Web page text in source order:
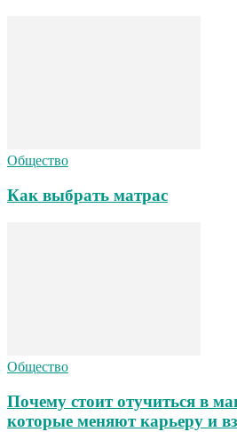
Общество
Как выбрать матрас
Общество
Почему стоит отучиться в
которые меняют карьеру и